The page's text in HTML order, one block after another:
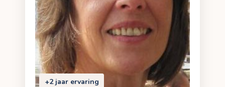
+2 jaar ervaring